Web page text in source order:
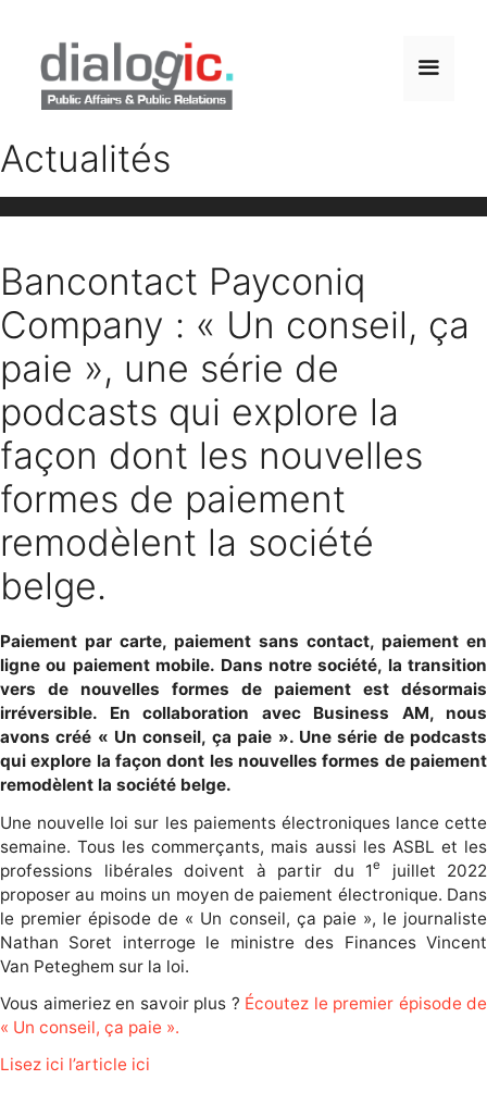
contenu
Actualités
Bancontact Payconiq
Company : « Un conseil, ça
paie », une série de
podcasts qui explore la
façon dont les nouvelles
formes de paiement
remodèlent la société
belge.
Paiement par carte, paiement sans contact, paiement en
ligne ou paiement mobile. Dans notre société, la transition
vers de nouvelles formes de paiement est désormais
irréversible. En collaboration avec Business AM, nous
avons créé « Un conseil, ça paie ». Une série de podcasts
qui explore la façon dont les nouvelles formes de paiement
remodèlent la société belge.
Une nouvelle loi sur les paiements électroniques lance cette
semaine. Tous les commerçants, mais aussi les ASBL et les
professions libérales doivent à partir du 1e
juillet 2022
proposer au moins un moyen de paiement électronique. Dans
le premier épisode de « Un conseil, ça paie », le journaliste
Nathan Soret interroge le ministre des Finances Vincent
Van Peteghem sur la loi.
Vous aimeriez en savoir plus ? Écoutez le premier épisode de
« Un conseil, ça paie ».
Lisez ici l’article ici